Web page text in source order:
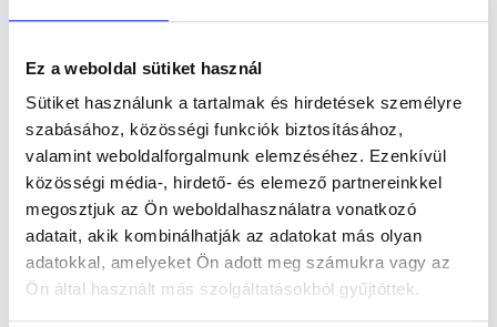
Ez a weboldal sütiket használ
Sütiket használunk a tartalmak és hirdetések személyre
szabásához, közösségi funkciók biztosításához,
valamint weboldalforgalmunk elemzéséhez. Ezenkívül
közösségi média-, hirdető- és elemező partnereinkkel
megosztjuk az Ön weboldalhasználatra vonatkozó
adatait, akik kombinálhatják az adatokat más olyan
adatokkal, amelyeket Ön adott meg számukra vagy az
Ön által használt más szolgáltatásokból gyűjtöttek.
Főoldal Klinikák Belgyógyász, Budaörs
L33 Medical - Budaörs